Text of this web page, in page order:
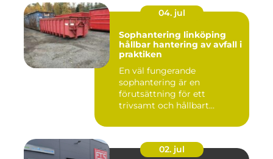
04. jul
Sophantering linköping
hållbar hantering av avfall i
praktiken
En väl fungerande
sophantering är en
förutsättning för ett
trivsamt och hållbart
02. jul